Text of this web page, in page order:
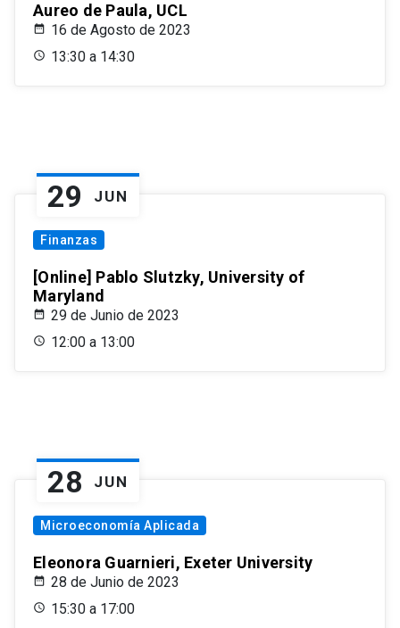
Aureo de Paula, UCL
16 de Agosto de 2023
13:30 a 14:30
29 JUN
Finanzas
[Online] Pablo Slutzky, University of
Maryland
29 de Junio de 2023
12:00 a 13:00
28 JUN
Microeconomía Aplicada
Eleonora Guarnieri, Exeter University
28 de Junio de 2023
15:30 a 17:00